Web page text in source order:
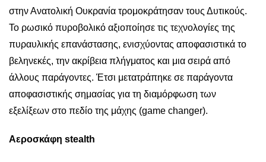
στην Ανατολική Ουκρανία τρομοκράτησαν τους Δυτικούς.
Το ρωσικό πυροβολικό αξιοποίησε τις τεχνολογίες της
πυραυλικής επανάστασης, ενισχύοντας αποφασιστικά το
βεληνεκές, την ακρίβεια πλήγματος και μια σειρά από
άλλους παράγοντες. Έτσι μετατράπηκε σε παράγοντα
αποφασιστικής σημασίας για τη διαμόρφωση των
εξελίξεων στο πεδίο της μάχης (game changer).
Αεροσκάφη stealth